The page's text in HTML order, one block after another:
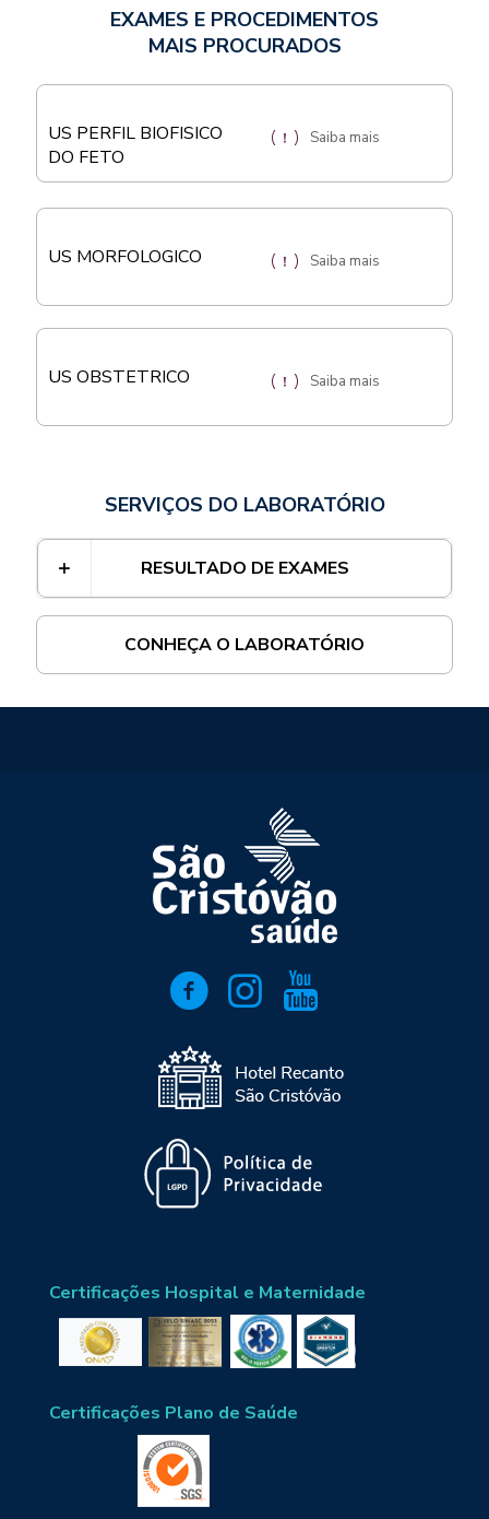
EXAMES E PROCEDIMENTOS
MAIS PROCURADOS
US PERFIL BIOFISICO
DO FETO
Saiba mais
US MORFOLOGICO Saiba mais
US OBSTETRICO Saiba mais
SERVIÇOS DO LABORATÓRIO
RESULTADO DE EXAMES
CONHEÇA O LABORATÓRIO
Certificações Hospital e Maternidade
Certificações Plano de Saúde